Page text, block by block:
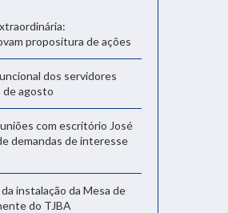
propositura de ações
dos servidores
de agosto
com escritório José
demandas de interesse
instalação da Mesa de
do TJBA